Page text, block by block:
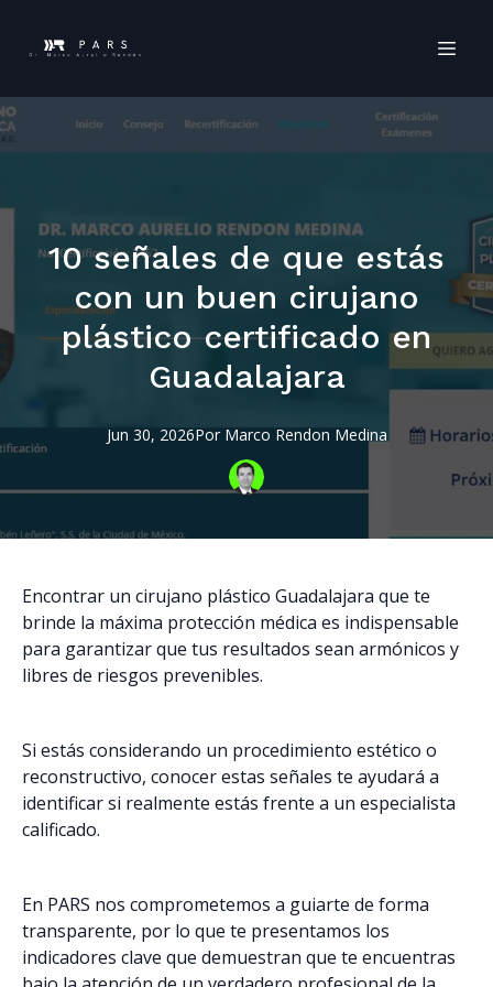
10 señales de que estás
con un buen cirujano
plástico certificado en
Guadalajara
Jun 30, 2026Por Marco Rendon Medina
Encontrar un cirujano plástico Guadalajara que te
brinde la máxima protección médica es indispensable
para garantizar que tus resultados sean armónicos y
libres de riesgos prevenibles.
Si estás considerando un procedimiento estético o
reconstructivo, conocer estas señales te ayudará a
identificar si realmente estás frente a un especialista
calificado.
En PARS nos comprometemos a guiarte de forma
transparente, por lo que te presentamos los
indicadores clave que demuestran que te encuentras